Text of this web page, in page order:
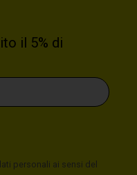
il 5% di
personali ai sensi del